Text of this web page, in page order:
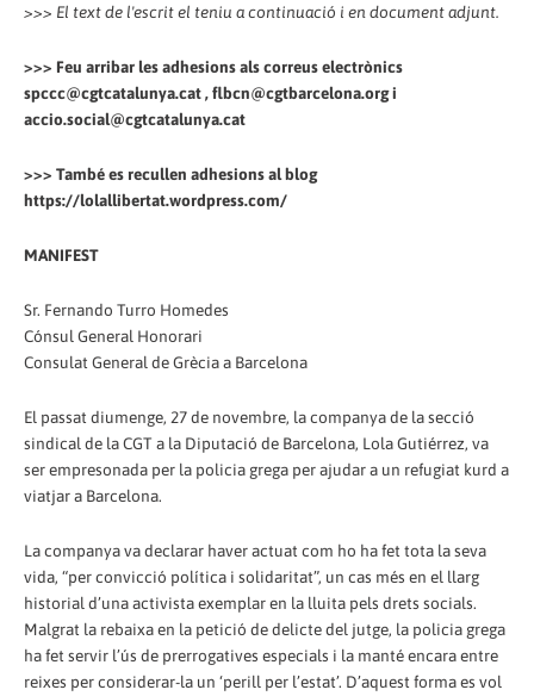
>>> El text de l'escrit el teniu a continuació i en document adjunt.
>>> Feu arribar les adhesions als correus electrònics
spccc@cgtcatalunya.cat , flbcn@cgtbarcelona.org i
accio.social@cgtcatalunya.cat
>>> També es recullen adhesions al blog
https://lolallibertat.wordpress.com/
MANIFEST
Sr. Fernando Turro Homedes
Cónsul General Honorari
Consulat General de Grècia a Barcelona
El passat diumenge, 27 de novembre, la companya de la secció
sindical de la CGT a la Diputació de Barcelona, Lola Gutiérrez, va
ser empresonada per la policia grega per ajudar a un refugiat kurd a
viatjar a Barcelona.
La companya va declarar haver actuat com ho ha fet tota la seva
vida, “per convicció política i solidaritat”, un cas més en el llarg
historial d’una activista exemplar en la lluita pels drets socials.
Malgrat la rebaixa en la petició de delicte del jutge, la policia grega
ha fet servir l’ús de prerrogatives especials i la manté encara entre
reixes per considerar-la un ‘perill per l’estat’. D’aquest forma es vol